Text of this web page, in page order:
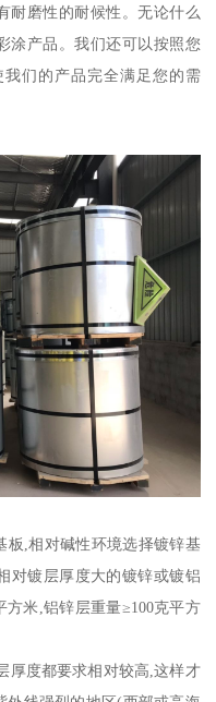
耐磨性的耐候性。无论什么
涂产品。我们还可以按照您
们的产品完全满足您的需
板,相对碱性环境选择镀锌基
对镀层厚度大的镀锌或镀铝
米,铝锌层重量≥100克平方
厚度都要求相对较高,这样才